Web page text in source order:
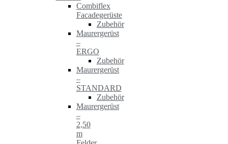
Combiflex
Facadegerüste
Zubehör
Maurergerüst
–
ERGO
Zubehör
Maurergerüst
–
STANDARD
Zubehör
Maurergerüst
–
2,50
m